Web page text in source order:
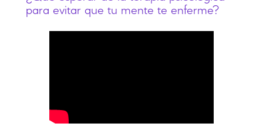
para evitar que tu mente te enferme?